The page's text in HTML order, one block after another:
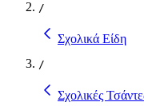
/
Σχολικά Είδη
/
Σχολικές